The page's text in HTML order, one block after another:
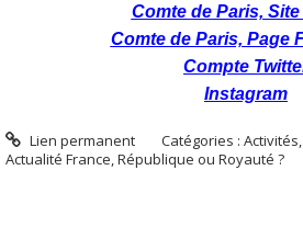
Comte deParis, Site
Comte de Paris, Page
Compte
Instagram
Lien permanent Catégories :
Actualité France,République ou Royauté ?